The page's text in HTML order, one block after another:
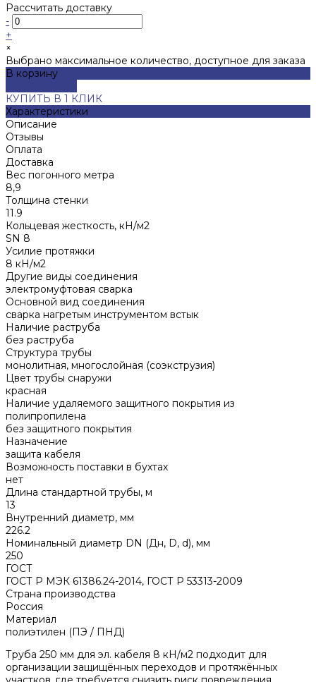
Рассчитать доставку
-
+
×
Выбрано максимальное количество, доступное для заказа
В корзину
КУПИТЬ В 1 КЛИК
Характеристики
Описание
Отзывы
Оплата
Доставка
Вес погонного метра
8,9
Толщина стенки
11.9
Кольцевая жесткость, кН/м2
SN 8
Усилие протяжки
8 кН/м2
Другие виды соединения
электромуфтовая сварка
Основной вид соединения
сварка нагретым инструментом встык
Наличие раструба
без раструба
Структура трубы
монолитная, многослойная (соэкструзия)
Цвет трубы снаружи
красная
Наличие удаляемого защитного покрытия из
полипропилена
без защитного покрытия
Назначение
защита кабеля
Возможность поставки в бухтах
нет
Длина стандартной трубы, м
13
Внутренний диаметр, мм
226.2
Номинальный диаметр DN (Дн, D, d), мм
250
ГОСТ
ГОСТ Р МЭК 61386.24-2014, ГОСТ Р 53313-2009
Страна производства
Россия
Материал
полиэтилен (ПЭ / ПНД)
Труба 250 мм для эл. кабеля 8 кН/м2 подходит для
организации защищённых переходов и протяжённых